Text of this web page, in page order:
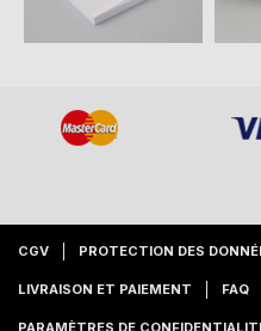
CGV PROTECTION DES
LIVRAISON ET PAIEMENT FAQ
PARAMÈTRES DE